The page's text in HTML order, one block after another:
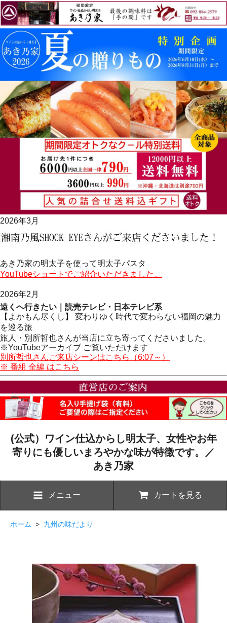
2026年3月
あき乃家の明太子を使って明太子パスタ
YouTubeショートでご紹介いただきました。
2026年2月
遠くへ行きたい｜読売テレビ・日本テレビ系
【よかもん尽くし】 変わりゆく時代で変わらない福岡の魅力
を巡る旅
旅人・別所哲也さんが当店に立ち寄ってくださいました。
※YouTubeアーカイブ ご覧いただけます
別所哲也さんご来店シーンはこちら（6:07～）
※ 番組 全編 はこちら
(公式）ワイン仕込からし明太子、女性やお年
寄りにも優しいまろやかな味が特徴です。／
あき乃家
メニュー カートを見る
ホーム > 九州の味だより